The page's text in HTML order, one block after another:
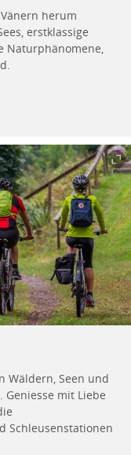
herum
erstklassige
Naturphänomene,
Wäldern, Seen und
Geniesse mit Liebe
Schleusenstationen